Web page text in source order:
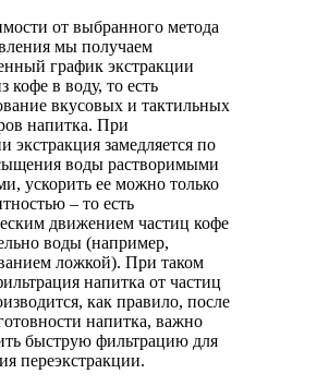
от выбранного метода
мы получаем
график экстракции
кофе в воду, то есть
вкусовых и тактильных
напитка. При
экстракция замедляется по
воды растворимыми
ускорить ее можно только
– то есть
движением частиц кофе
воды (например,
ложкой). При таком
напитка от частиц
как правило, после
напитка, важно
быструю фильтрацию для
переэкстракции.